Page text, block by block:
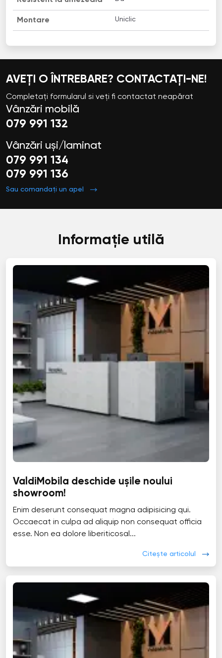
Montare Uniclic
AVEȚI O ÎNTREBARE? CONTACTAȚI-NE!
Completați formularul si veți fi contactat neapărat
Vânzări mobilă
079 991 132
Vânzări uși/laminat
079 991 134
079 991 136
Sau comandați un apel
Informație utilă
ValdiMobila deschide ușile noului
showroom!
Enim deserunt consequat magna adipisicing qui.
Occaecat in culpa ad aliquip non consequat officia
esse. Non ea dolore liberiticosal...
Citește articolul